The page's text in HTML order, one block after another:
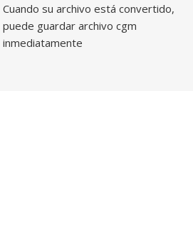
Cuando su archivo está convertido,
puede guardar archivo cgm
inmediatamente